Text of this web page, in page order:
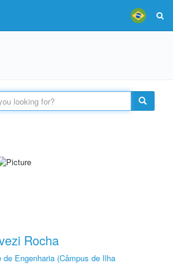
Rocha
de Engenharia (Câmpus de Ilha